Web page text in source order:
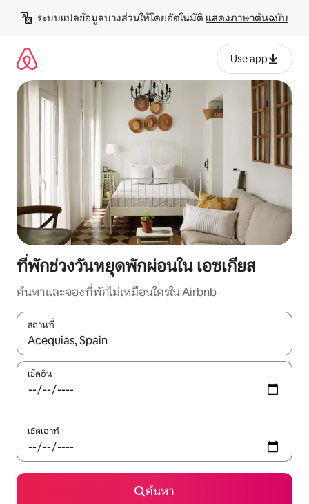
เนื้อหา
ระบบแปลข้อมูลบางส่วนให้โดยอัตโนมัติ แสดงภาษาต้นฉบับ
Use app
ที่พักช่วงวันหยุดพักผ่อนใน เอซเกียส
ค้นหาและจองที่พักไม่เหมือนใครใน Airbnb
สถานที่
ใช้ลูกศรขึ้นลง หรือใช้การสัมผัสหรือปัด เพื่อสำรวจผลการค้นหา
เช็คอิน
เช็คเอาท์
ค้นหา